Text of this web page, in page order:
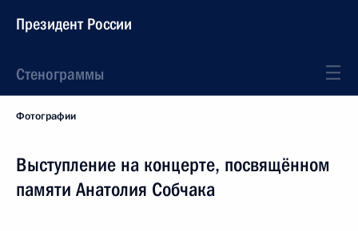
Президент России
Стенограммы
Фотографии
Выступление на концерте, посвящённом
памяти Анатолия Собчака